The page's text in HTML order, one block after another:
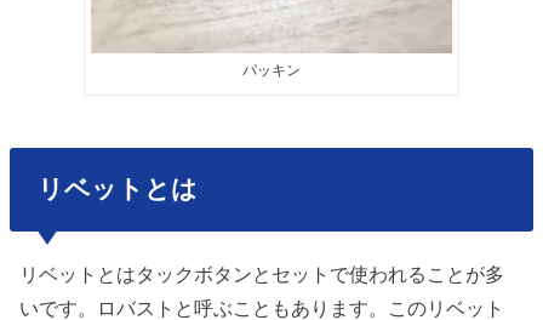
パッキン
リベットとは
リベットとはタックボタンとセットで使われることが多
いです。ロバストと呼ぶこともあります。このリベット